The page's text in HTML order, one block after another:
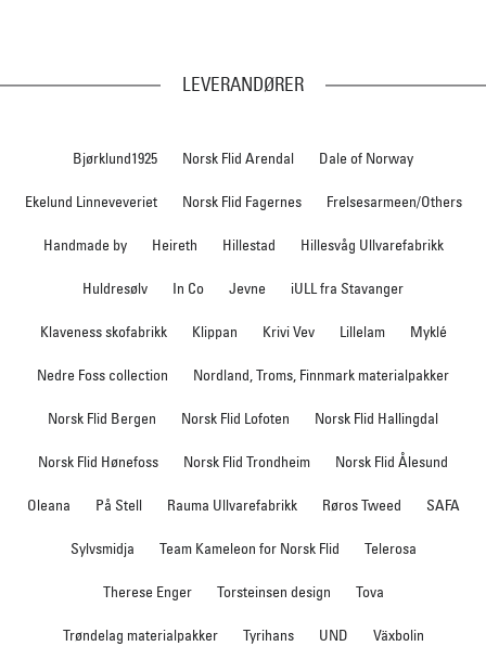
LEVERANDØRER
Bjørklund1925 Norsk Flid Arendal Dale of Norway
Ekelund Linneveveriet Norsk Flid Fagernes Frelsesarmeen/Others
Handmade by Heireth Hillestad Hillesvåg Ullvarefabrikk
Huldresølv In Co Jevne iULL fra Stavanger
Klaveness skofabrikk Klippan Krivi Vev Lillelam Myklé
Nedre Foss collection Nordland, Troms, Finnmark materialpakker
Norsk Flid Bergen Norsk Flid Lofoten Norsk Flid Hallingdal
Norsk Flid Hønefoss Norsk Flid Trondheim Norsk Flid Ålesund
Oleana På Stell Rauma Ullvarefabrikk Røros Tweed SAFA
Sylvsmidja Team Kameleon for Norsk Flid Telerosa
Therese Enger Torsteinsen design Tova
Trøndelag materialpakker Tyrihans UND Växbolin